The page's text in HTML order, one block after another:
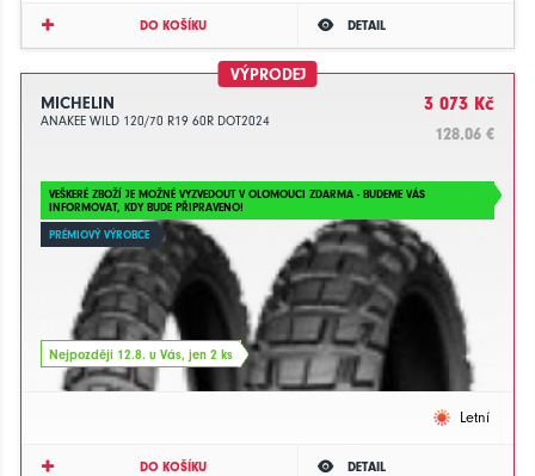
DO KOŠÍKU DETAIL
VÝPRODEJ
MICHELIN
ANAKEE WILD 120/70 R19 60R DOT2024
3 073 Kč
128.06 €
VEŠKERÉ ZBOŽÍ JE MOŽNÉ VYZVEDOUT V OLOMOUCI ZDARMA - BUDEME VÁS
INFORMOVAT, KDY BUDE PŘIPRAVENO!
PRÉMIOVÝ VÝROBCE
Nejpozději 12.8. u Vás, jen 2 ks
Letní
DO KOŠÍKU DETAIL